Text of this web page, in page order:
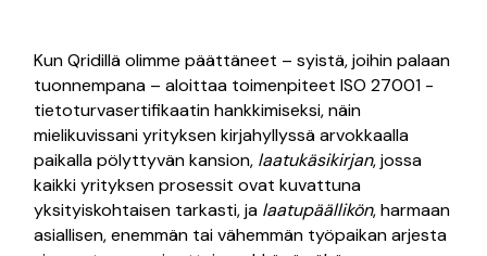
Kun Qridillä olimme päättäneet – syistä, joihin palaan
tuonnempana – aloittaa toimenpiteet ISO 27001 -
tietoturvasertifikaatin hankkimiseksi, näin
mielikuvissani yrityksen kirjahyllyssä arvokkaalla
paikalla pölyttyvän kansion, laatukäsikirjan, jossa
kaikki yrityksen prosessit ovat kuvattuna
yksityiskohtaisen tarkasti, ja laatupäällikön, harmaan
asiallisen, enemmän tai vähemmän työpaikan arjesta